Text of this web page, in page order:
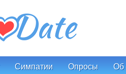
Симпатии Опросы Об